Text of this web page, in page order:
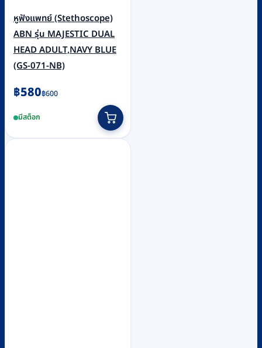
หูฟังแพทย์ (Stethoscope)
ABN รุ่น MAJESTIC DUAL
HEAD ADULT,NAVY BLUE
(GS-071-NB)
฿600
Original
was:
฿600.
฿580
Current
is:
฿580.
มีสต็อก